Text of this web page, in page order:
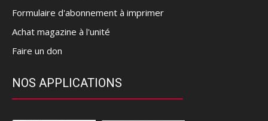
Formulaire d'abonnement à imprimer
Achat magazine à l'unité
Faire un don
NOS APPLICATIONS